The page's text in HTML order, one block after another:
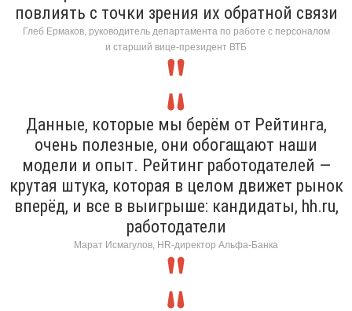
повлиять с точки зрения их обратной связи
Глеб Ермаков, руководитель департамента по работе с персоналом
и старший вице-президент ВТБ
Данные, которые мы берём от Рейтинга,
очень полезные, они обогащают наши
модели и опыт. Рейтинг работодателей —
крутая штука, которая в целом движет рынок
вперёд, и все в выигрыше: кандидаты, hh.ru,
работодатели
Марат Исмагулов, HR-директор Альфа-Банка